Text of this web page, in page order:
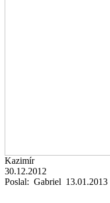
Kazimír
30.12.2012
Poslal: Gabriel 13.01.2013